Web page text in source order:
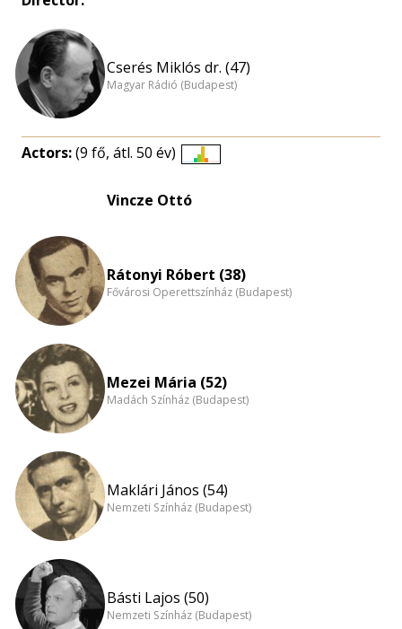
Cserés Miklós dr. (47)
Magyar Rádió (Budapest)
Actors:(9 fő, átl. 50 év)
Vincze Ottó
Rátonyi Róbert (38)
Fővárosi Operettszínház (Budapest)
Mezei Mária (52)
Madách Színház (Budapest)
Maklári János (54)
Nemzeti Színház (Budapest)
Básti Lajos (50)
Nemzeti Színház (Budapest)